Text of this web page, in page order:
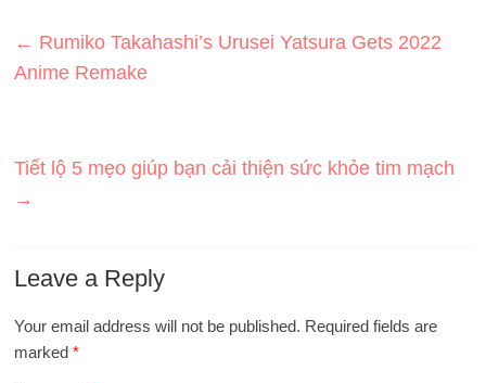
← Rumiko Takahashi’s Urusei Yatsura Gets 2022
Anime Remake
Tiết lộ 5 mẹo giúp bạn cải thiện sức khỏe tim mạch
→
Leave a Reply
Your email address will not be published. Required fields are
marked*